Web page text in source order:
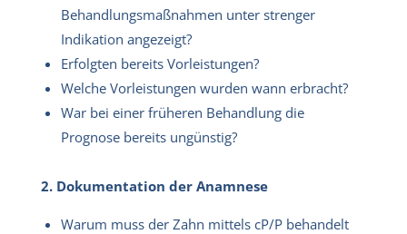
Behandlungsmaßnahmen unter strenger
Indikation angezeigt?
Erfolgten bereits Vorleistungen?
Welche Vorleistungen wurden wann erbracht?
War bei einer früheren Behandlung die
Prognose bereits ungünstig?
2. Dokumentation der Anamnese
Warum muss der Zahn mittels cP/P behandelt